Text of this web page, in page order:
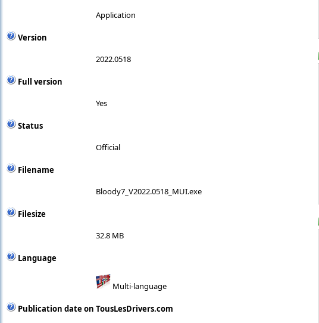
Application
Version
2022.0518
Full version
Yes
Status
Official
Filename
Bloody7_V2022.0518_MUI.exe
Filesize
32.8 MB
Language
Multi-language
Publication date on TousLesDrivers.com